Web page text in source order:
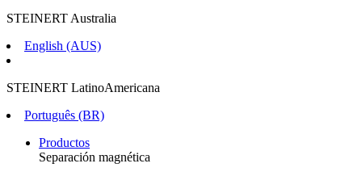
STEINERT Australia
English (AUS)
STEINERT LatinoAmericana
Português (BR)
Productos
Separación magnética